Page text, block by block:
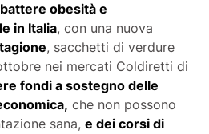
obesità e
in Italia, con una nuova
, sacchetti di verdure
nei mercati Coldiretti di
fondi a sostegno delle
che non possono
sana, e dei corsi di